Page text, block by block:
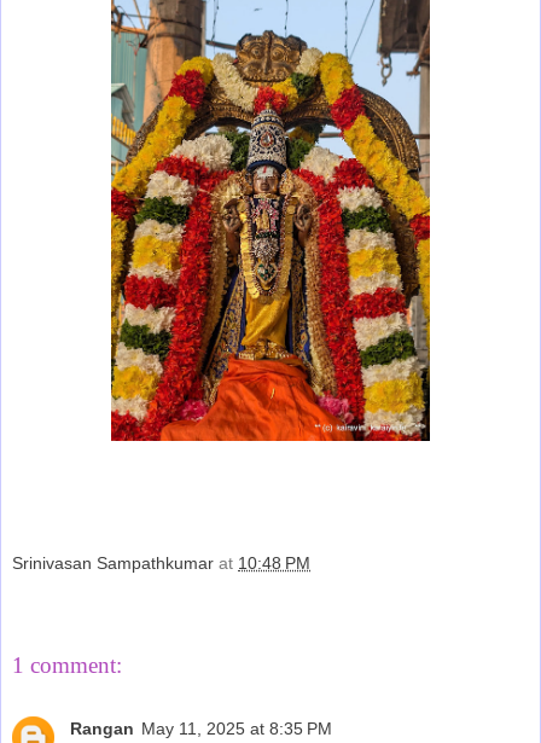
Srinivasan Sampathkumar at 10:48 PM
1 comment:
Rangan May 11, 2025 at 8:35 PM